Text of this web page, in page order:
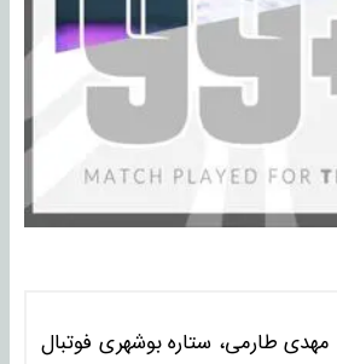
مهدی طارمی، ستاره بوشهری فوتبال